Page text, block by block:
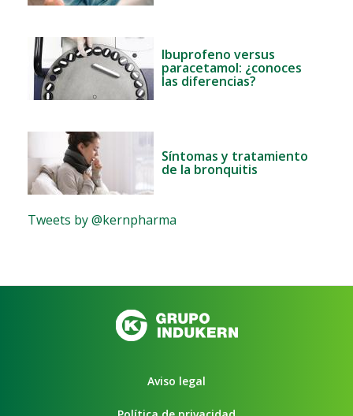
Ibuprofeno versus
paracetamol: ¿conoces
las diferencias?
Síntomas y tratamiento
de la bronquitis
Tweets by @kernpharma
Aviso legal